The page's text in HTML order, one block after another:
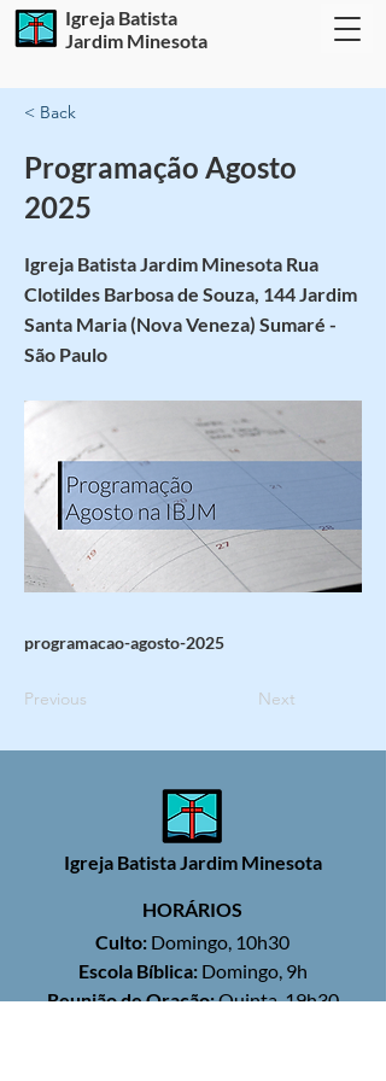
Igreja Batista
Jardim Minesota
< Back
Programação Agosto
2025
Igreja Batista Jardim Minesota Rua
Clotildes Barbosa de Souza, 144 Jardim
Santa Maria (Nova Veneza) Sumaré -
São Paulo
programacao-agosto-2025
Previous Next
Igreja Batista Jardim Minesota
HORÁRIOS
Culto: Domingo, 10h30
Escola Bíblica:Domingo, 9h
Reunião de Oração:Quinta, 19h30